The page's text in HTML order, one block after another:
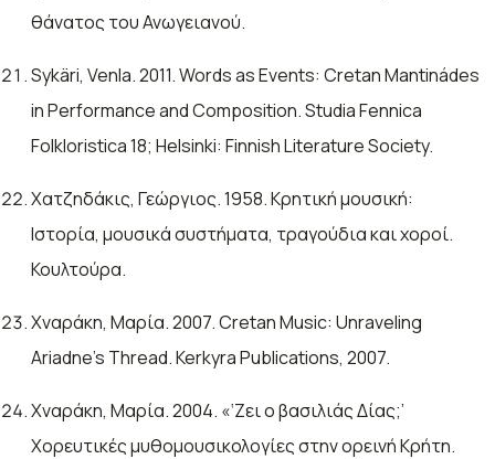
θάνατος του Ανωγειανού.
Sykäri, Venla. 2011. Words as Events: Cretan Mantinádes
in Performance and Composition. Studia Fennica
Folkloristica 18; Helsinki: Finnish Literature Society.
Χατζηδάκις, Γεώργιος. 1958. Κρητική μουσική:
Ιστορία, μουσικά συστήματα, τραγούδια και χοροί.
Κουλτούρα.
Χναράκη, Μαρία. 2007. Cretan Music: Unraveling
Ariadne’s Thread. Kerkyra Publications, 2007.
Χναράκη, Μαρία. 2004. «‘Ζει ο βασιλιάς Δίας;’
Χορευτικές μυθομουσικολογίες στην ορεινή Κρήτη.